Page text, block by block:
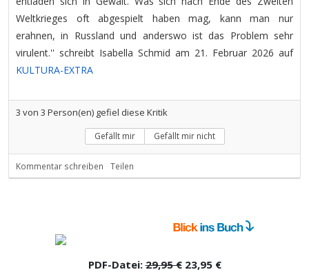
Weltkrieges oft abgespielt haben mag, kann man nur
erahnen, in Russland und anderswo ist das Problem sehr
virulent.'' schreibt Isabella Schmid am 21. Februar 2026 auf
KULTURA-EXTRA
3 von 3 Person(en) gefiel diese Kritik
Gefällt mir Gefällt mir nicht
Kommentar schreiben Teilen
PDF-Datei:29,95 €23,95 €